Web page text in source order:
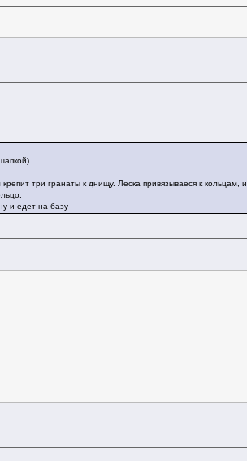
три гранаты к днищу. Леска привязываеся к кольцам, и
и едет на базу